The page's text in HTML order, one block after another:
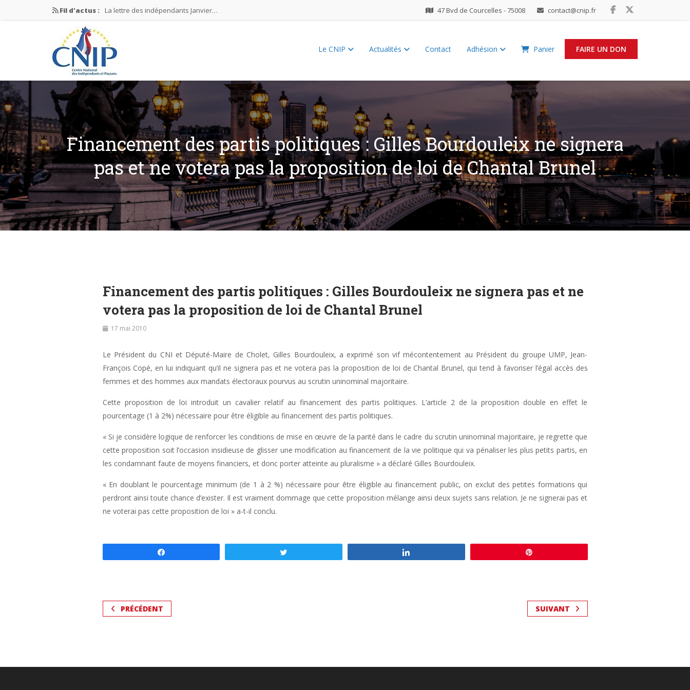
Fil d'actus : La lettre des indépendants Janvier…
La lettre des indépendants Juin…
Mission nationale ÉLECTIONS MUNICIPALES 2026
La lettre des indépendants N°2-2026
47 Bvd de Courcelles - 75008 contact@cnip.fr
FAIRE UN DON
Le CNIP Actualités Contact Adhésion Panier
Financement des partis politiques : Gilles Bourdouleix ne signera
pas et ne votera pas la proposition de loi de Chantal Brunel
Financement des partis politiques : Gilles Bourdouleix ne signera pas et ne
votera pas la proposition de loi de Chantal Brunel
17 mai 2010
Le Président du CNI et Député-Maire de Cholet, Gilles Bourdouleix, a exprimé son vif mécontentement au Président du groupe UMP, Jean-
François Copé, en lui indiquant qu’il ne signera pas et ne votera pas la proposition de loi de Chantal Brunel, qui tend à favoriser l’égal accès des
femmes et des hommes aux mandats électoraux pourvus au scrutin uninominal majoritaire.
Cette proposition de loi introduit un cavalier relatif au financement des partis politiques. L’article 2 de la proposition double en effet le
pourcentage (1 à 2%) nécessaire pour être éligible au financement des partis politiques.
« Si je considère logique de renforcer les conditions de mise en œuvre de la parité dans le cadre du scrutin uninominal majoritaire, je regrette que
cette proposition soit l’occasion insidieuse de glisser une modification au financement de la vie politique qui va pénaliser les plus petits partis, en
les condamnant faute de moyens financiers, et donc porter atteinte au pluralisme » a déclaré Gilles Bourdouleix.
« En doublant le pourcentage minimum (de 1 à 2 %) nécessaire pour être éligible au financement public, on exclut des petites formations qui
perdront ainsi toute chance d’exister. Il est vraiment dommage que cette proposition mélange ainsi deux sujets sans relation. Je ne signerai pas et
ne voterai pas cette proposition de loi » a-t-il conclu.
PRÉCÉDENT SUIVANT